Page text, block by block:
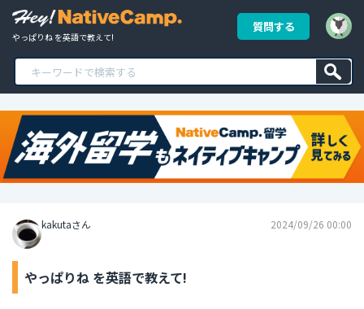
やっぱりね を英語で教えて!
質問する
kakutaさん 2024/09/26 00:00
やっぱりね を英語で教えて!